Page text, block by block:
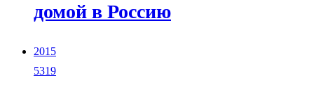
домой в Россию
2015
5319